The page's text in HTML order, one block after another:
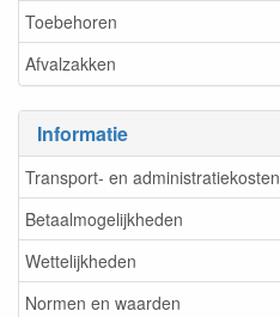
Toebehoren
Afvalzakken
Informatie
Transport- en administratiekosten
Betaalmogelijkheden
Wettelijkheden
Normen en waarden